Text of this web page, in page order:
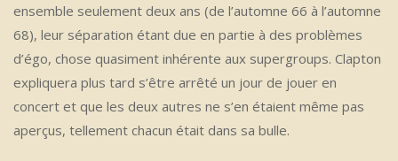
ensemble seulement deux ans (de l’automne 66 à l’automne
68), leur séparation étant due en partie à des problèmes
d’égo, chose quasiment inhérente aux supergroups. Clapton
expliquera plus tard s’être arrêté un jour de jouer en
concert et que les deux autres ne s’en étaient même pas
aperçus, tellement chacun était dans sa bulle.